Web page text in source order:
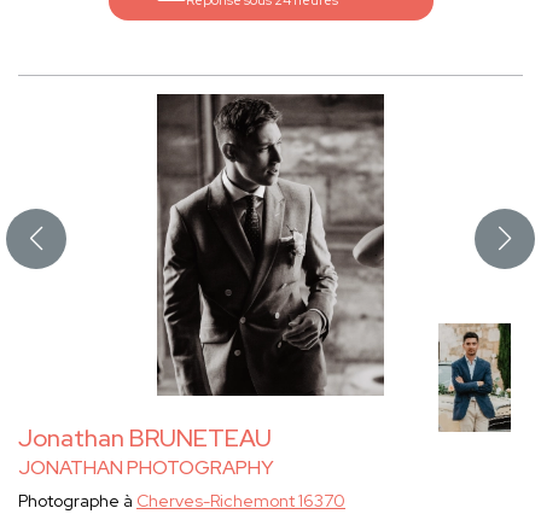
Jonathan BRUNETEAU
JONATHAN PHOTOGRAPHY
Photographe à Cherves-Richemont 16370